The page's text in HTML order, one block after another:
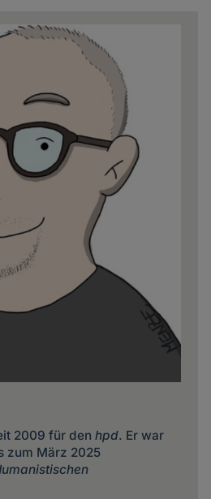
2009 für den hpd. Er war
zum März 2025